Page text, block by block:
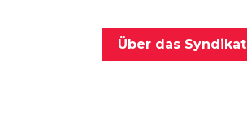
Über das Syndikat